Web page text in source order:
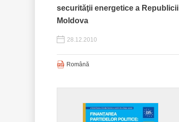
securităţii energetice a Republicii
Moldova
28.12.2010
Română